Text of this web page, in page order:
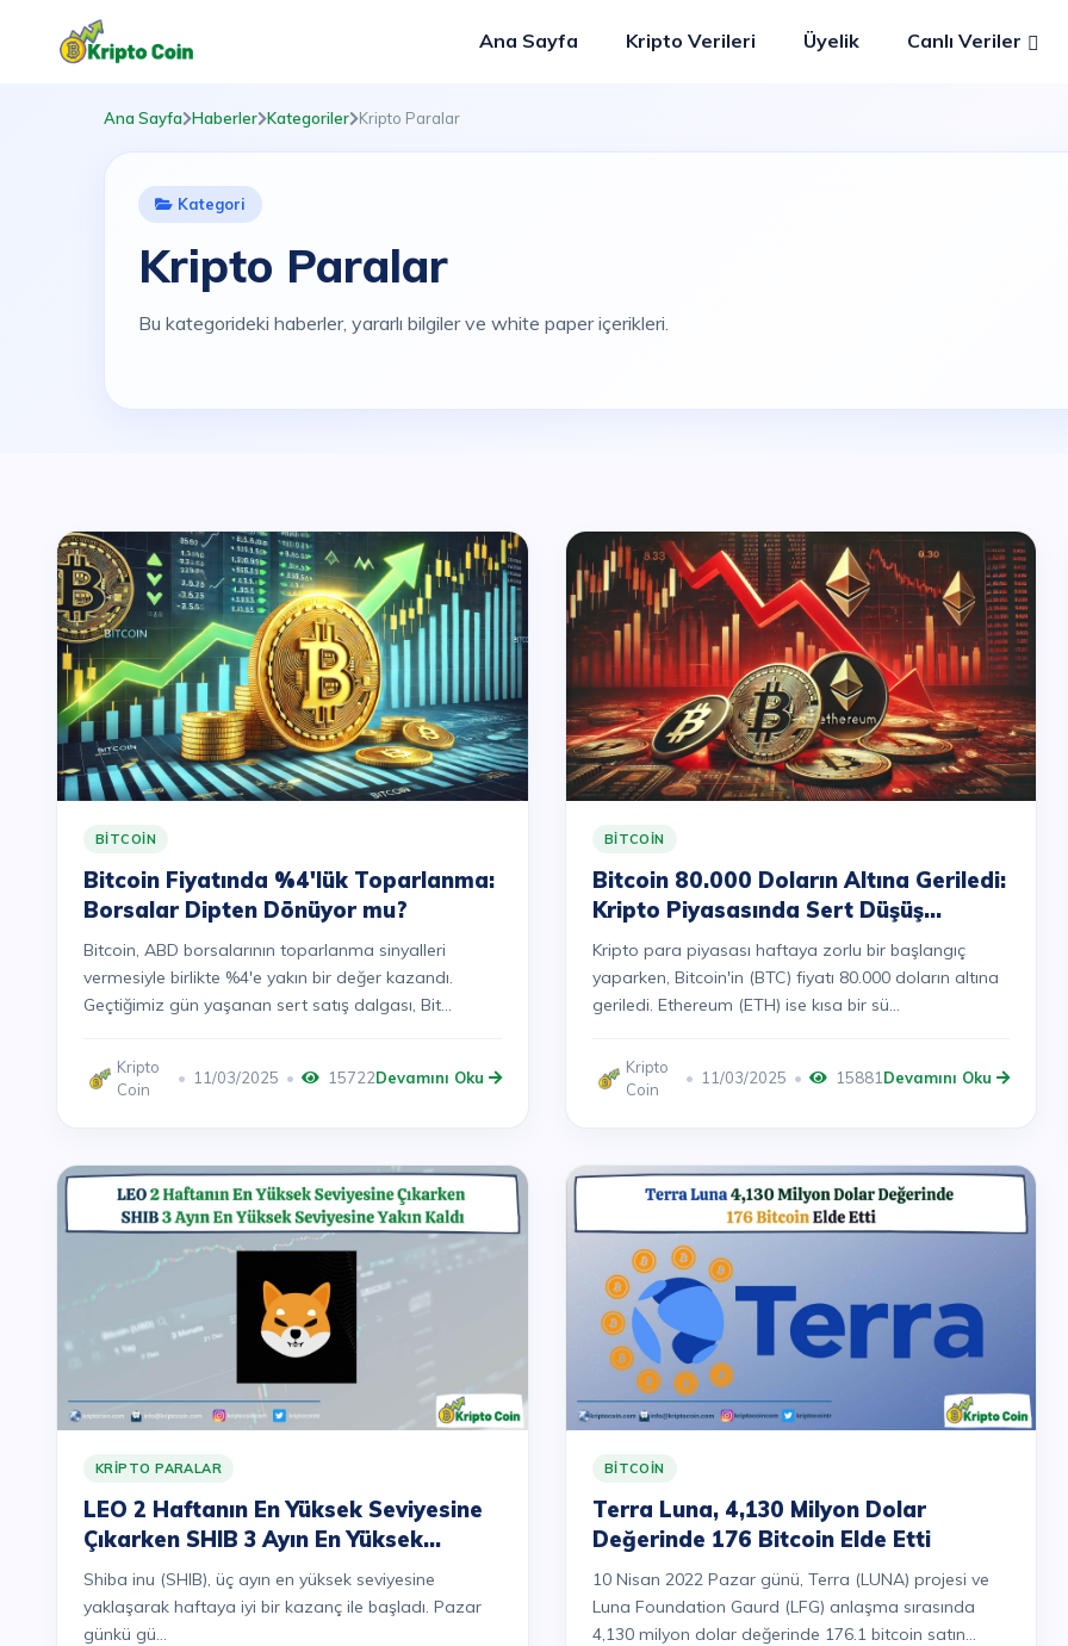
Ana Sayfa Kripto Verileri Üyelik Canlı Veriler
Ana Sayfa Haberler Kategoriler Kripto Paralar
Kategori
Kripto Paralar
Bu kategorideki haberler, yararlı bilgiler ve white paper içerikleri.
BITCOIN
Bitcoin Fiyatında %4'lük Toparlanma:
Borsalar Dipten Dönüyor mu?
Bitcoin, ABD borsalarının toparlanma sinyalleri
vermesiyle birlikte %4'e yakın bir değer kazandı.
Geçtiğimiz gün yaşanan sert satış dalgası, Bit...
Kripto
Coin
11/03/2025 15722Devamını Oku
BITCOIN
Bitcoin 80.000 Doların Altına Geriledi:
Kripto Piyasasında Sert Düşüş
Sürüyor
Kripto para piyasası haftaya zorlu bir başlangıç
yaparken, Bitcoin'in (BTC) fiyatı 80.000 doların altına
geriledi. Ethereum (ETH) ise kısa bir sü...
Kripto
Coin
11/03/2025 15881 Devamını Oku
KRIPTO PARALAR
LEO 2 Haftanın En Yüksek Seviyesine
Çıkarken SHIB 3 Ayın En Yüksek
Seviyesine Yakın Kaldı
Shiba inu (SHIB), üç ayın en yüksek seviyesine
yaklaşarak haftaya iyi bir kazanç ile başladı. Pazar
günkü gü...
BITCOIN
Terra Luna, 4,130 Milyon Dolar
Değerinde 176 Bitcoin Elde Etti
10 Nisan 2022 Pazar günü, Terra (LUNA) projesi ve
Luna Foundation Gaurd (LFG) anlaşma sırasında
4,130 milyon dolar değerinde 176.1 bitcoin satın